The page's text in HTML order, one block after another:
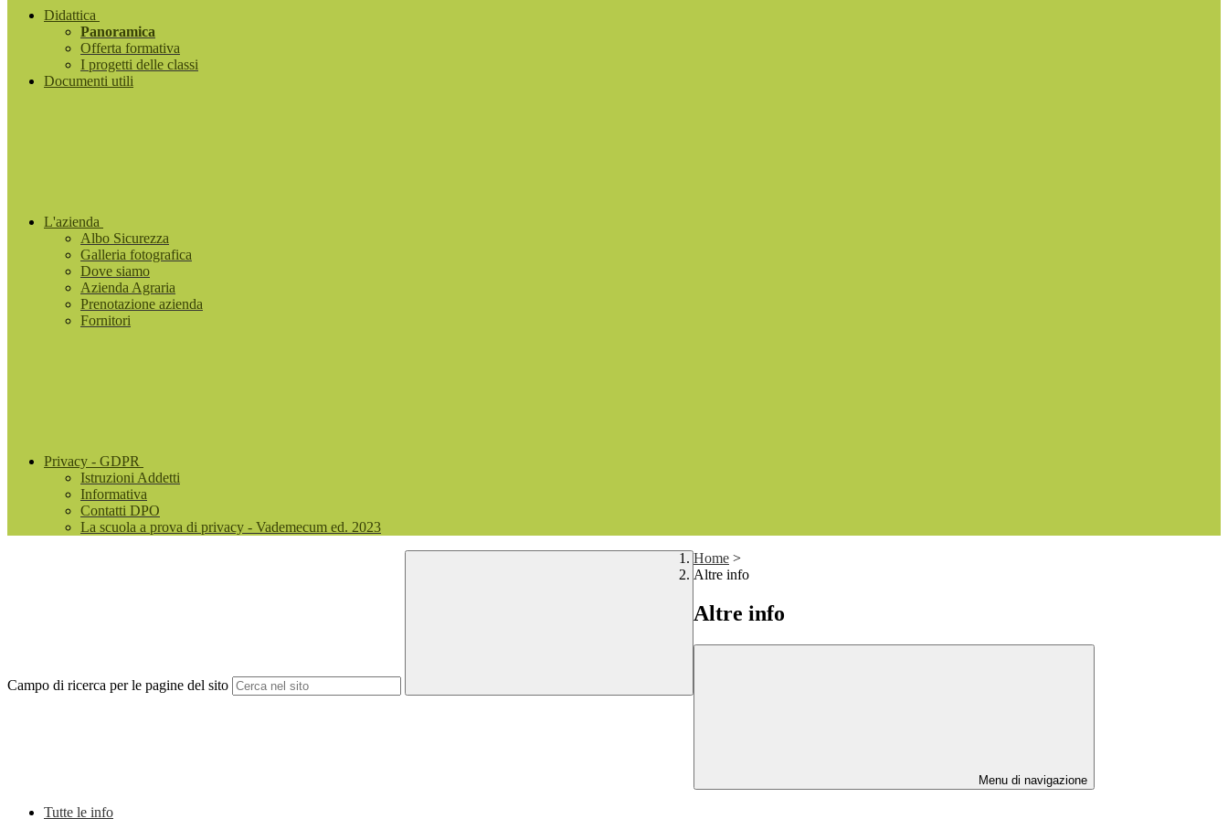
Didattica
Panoramica
Offerta formativa
I progetti delle classi
Documenti utili
L'azienda
Albo Sicurezza
Galleria fotografica
Dove siamo
Azienda Agraria
Prenotazione azienda
Fornitori
Privacy - GDPR
Istruzioni Addetti
Informativa
Contatti DPO
La scuola a prova di privacy - Vademecum ed. 2023
Campo di ricerca per le pagine del sito
Home >
Altre info
Altre info
Menu di navigazione
Tutte le info